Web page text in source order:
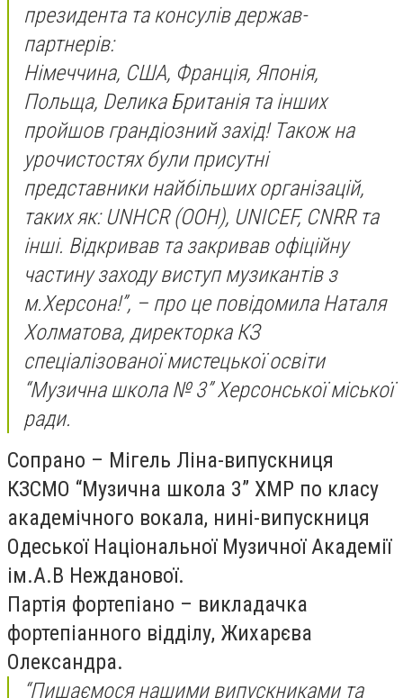
президента та консулів держав-
партнерів:
Німеччина, США, Франція, Японія,
Польща, Dелика Британія та інших
пройшов грандіозний захід! Також на
урочистостях були присутні
представники найбільших організацій,
таких як: UNHCR (ООН), UNICEF, CNRR та
інші. Відкривав та закривав офіційну
частину заходу виступ музикантів з
м.Херсона!”, – про це повідомила Наталя
Холматова, директорка КЗ
спеціалізованої мистецької освіти
“Музична школа № 3” Херсонської міської
ради.
Сопрано – Мігель Ліна-випускниця
КЗСМО “Музична школа 3” ХМР по класу
академічного вокала, нині-випускниця
Одеської Національної Музичної Академії
ім.А.В Нежданової.
Партія фортепіано – викладачка
фортепіанного відділу, Жихарєва
Олександра.
“Пишаємося нашими випускниками та